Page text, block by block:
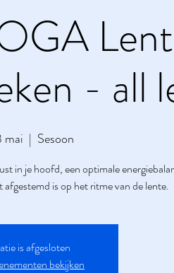
- all
mai
  |
Sesoon
in je hoofd, een optimale
is op het ritme van de lente.
is afgesloten
bekijken